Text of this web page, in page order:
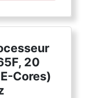
20
Cores)